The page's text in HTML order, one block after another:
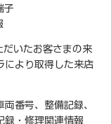
子
いたお客さまの来
により取得した来店
番号、整備記録、
録・修理関連情報